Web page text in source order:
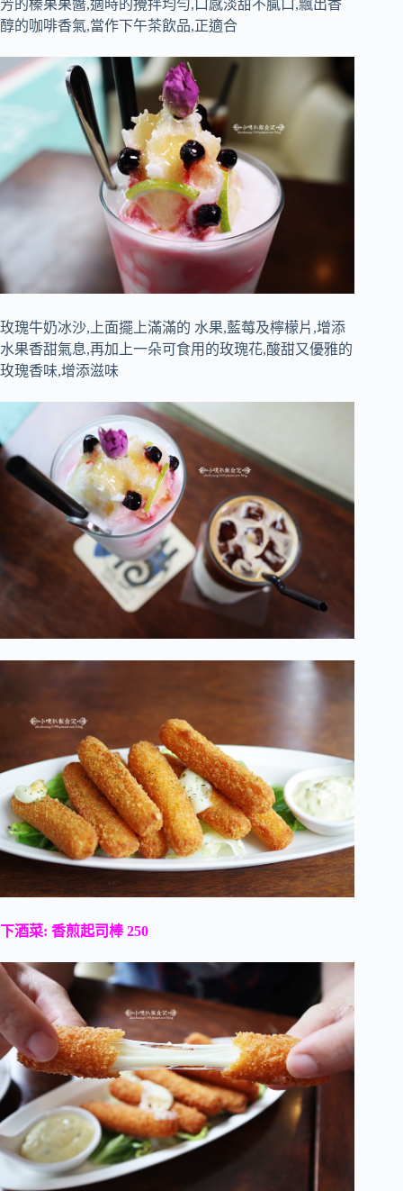
芳的榛果果醬,適時的攪拌均勻,口感淡甜不膩口,飄出香
醇的咖啡香氣,當作下午茶飲品,正適合
玫瑰牛奶冰沙,上面擺上滿滿的 水果,藍莓及檸檬片,增添
水果香甜氣息,再加上一朵可食用的玫瑰花,酸甜又優雅的
玫瑰香味,增添滋味
下酒菜: 香煎起司棒 250